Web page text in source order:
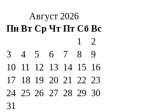
Август 2026
Пн Вт Ср Чт Пт Сб Вс
1
2
3
4 5 6 7 8
9
10 11 12 13 14 15 16
17 18 19 20 21 22 23
24 25 26 27 28 29 30
31